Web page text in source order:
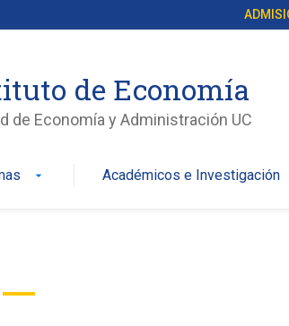
de Economía
de Economía y Administración UC
arrow_drop_down Académicos e Investigación